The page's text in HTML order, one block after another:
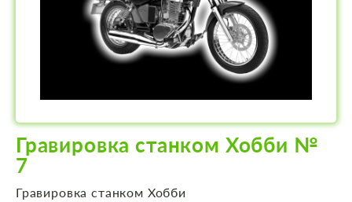
Гравировка станком Хобби №
7
Гравировка станком Хобби